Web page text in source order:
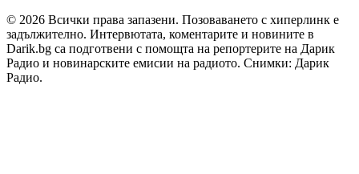
© 2026 Всички права запазени. Позоваването с хиперлинк е
задължително. Интервютата, коментарите и новините в
Darik.bg са подготвени с помощта на репортерите на Дарик
Радио и новинарските емисии на радиото. Снимки: Дарик
Радио.